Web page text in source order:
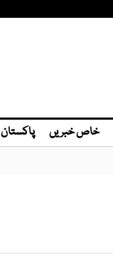
خاص خبریں پاکستان